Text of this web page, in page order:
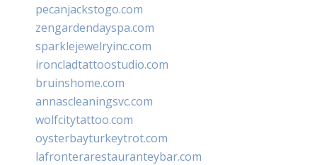
pecanjackstogo.com
zengardendayspa.com
sparklejewelryinc.com
ironcladtattoostudio.com
bruinshome.com
annascleaningsvc.com
wolfcitytattoo.com
oysterbayturkeytrot.com
lafronterarestauranteybar.com